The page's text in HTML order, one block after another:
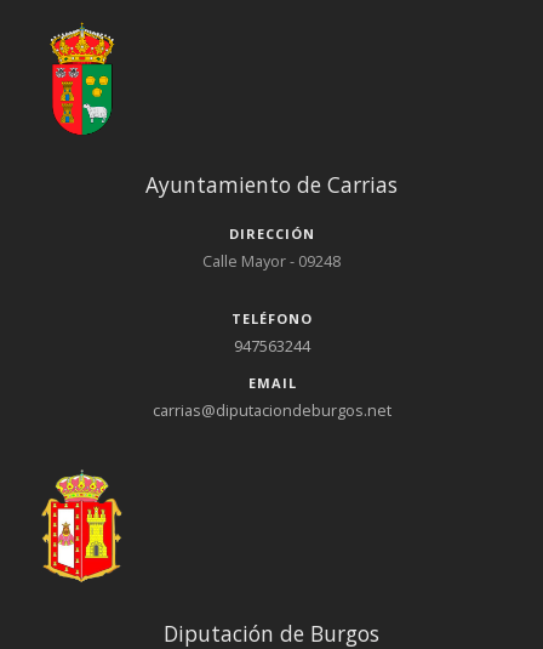
Ayuntamiento de Carrias
DIRECCIÓN
Calle Mayor - 09248
TELÉFONO
947563244
EMAIL
carrias@diputaciondeburgos.net
Diputación de Burgos